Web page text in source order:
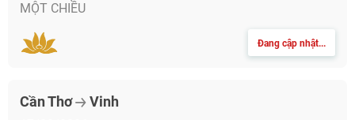
MỘT CHIỀU
Đang cập nhật...
Cần Thơ Vinh